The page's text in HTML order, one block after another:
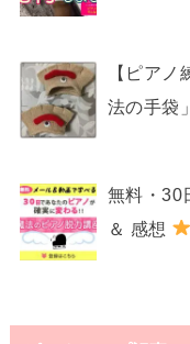
【ピア
法の手袋」
無料・30
＆ 感想